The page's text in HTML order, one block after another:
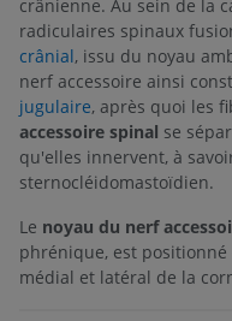
crânienne. Au sein de la
radiculaires spinaux
crânial, issu du noyau
nerf accessoire ainsi
jugulaire, après quoi les
accessoire spinal se
qu'elles innervent, à
sternocléidomastoïdien.
Le noyau du nerf
phrénique, est
médial et latéral de la